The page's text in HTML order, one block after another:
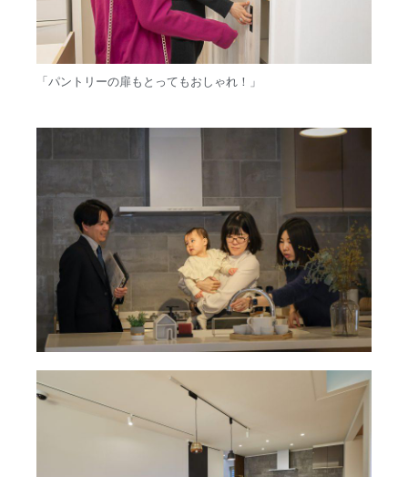
「パントリーの扉もとってもおしゃれ！」